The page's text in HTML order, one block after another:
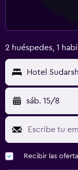
2 huéspedes, 1
Hotel
sáb. 15/8
Recibir las